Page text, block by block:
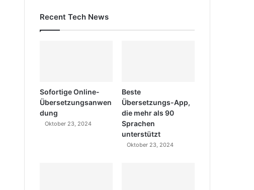
Recent Tech News
Sofortige Online-
Übersetzungsanwen
dung
Oktober 23, 2024
Beste
Übersetzungs-App,
die mehr als 90
Sprachen
unterstützt
Oktober 23, 2024